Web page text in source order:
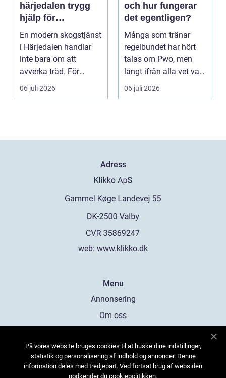
härjedalen trygg
hjälp för
skogsägare året
runt
En modern skogstjänst
i Härjedalen handlar
inte bara om att
avverka träd. För
många skogsägare är
ut...
06 juli 2026
och hur fungerar
det egentligen?
Många som tränar
regelbundet har hört
talas om Pwo, men
långt ifrån alla vet vad
som faktiskt gömmer...
06 juli 2026
Adress
web: www.klikko.dk
Menu
Annonsering
Om oss
Kontakta oss
Sitemap
På vores website bruges cookies til at huske dine indstillinger,
statistik og personalisering af indhold og annoncer. Denne
information deles med tredjepart. Ved fortsat brug af websiden
godkender du cookiepolitikken.